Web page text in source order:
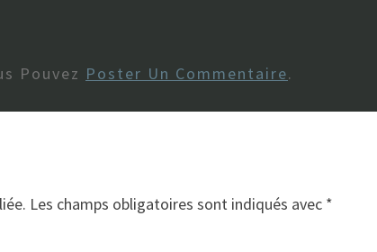
Pouvez Poster Un Commentaire.
Les champs obligatoires sont indiqués avec *